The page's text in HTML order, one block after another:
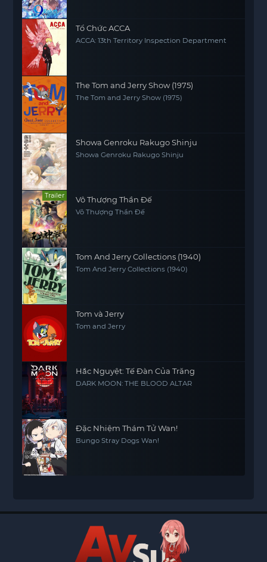
Tổ Chức ACCA
ACCA: 13th Territory Inspection Department
The Tom and Jerry Show (1975)
The Tom and Jerry Show (1975)
Showa Genroku Rakugo Shinju
Showa Genroku Rakugo Shinju
Trailer Vô Thượng Thần Đế
Vô Thượng Thần Đế
Tom And Jerry Collections (1940)
Tom And Jerry Collections (1940)
Tom và Jerry
Tom and Jerry
Hắc Nguyệt: Tế Đàn Của Trăng
DARK MOON: THE BLOOD ALTAR
Đặc Nhiệm Thám Tử Wan!
Bungo Stray Dogs Wan!